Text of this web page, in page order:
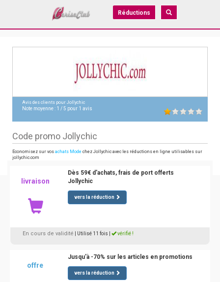
Réductions
Avis des clients pour Jollychic
Note moyenne : 1 /5 pour 1 avis
Code promo Jollychic
Economisez sur vos achats Mode chez Jollychic avec les réductions en ligne utilisables sur
jollychic.com
livraison
Dès 59€ d'achats, frais de port offerts
Jollychic
vers la réduction
En cours de validité | Utilisé 11 fois vérifié !
offre
Jusqu'à -70% sur les articles en promotions
vers la réduction